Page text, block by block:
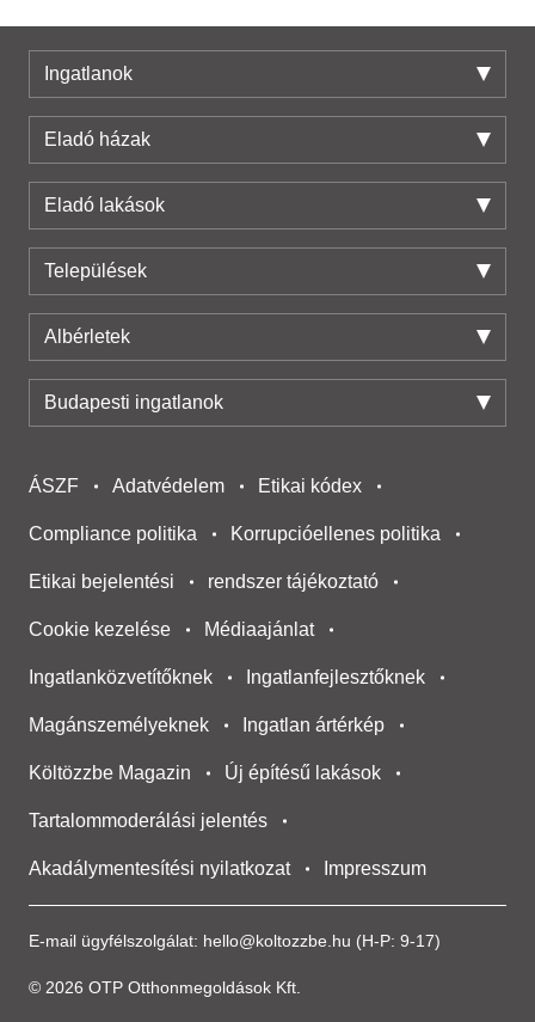
Ingatlanok
Eladó házak
Eladó lakások
Települések
Albérletek
Budapesti ingatlanok
E-mail ügyfélszolgálat: hello@koltozzbe.hu (H-P: 9-17)
© 2026 OTP Otthonmegoldások Kft.
ÁSZF Adatvédelem Etikai kódex
Compliance politika Korrupcióellenes politika
Etikai bejelentési rendszer tájékoztató
Cookie kezelése Médiaajánlat
Ingatlanközvetítőknek Ingatlanfejlesztőknek
Magánszemélyeknek Ingatlan ártérkép
Költözzbe Magazin Új építésű lakások
Tartalommoderálási jelentés
Akadálymentesítési nyilatkozat Impresszum